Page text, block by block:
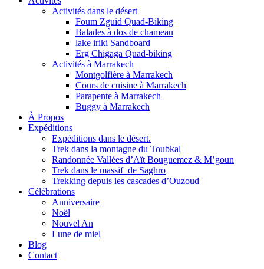
Activités dans le désert
Foum Zguid Quad-Biking
Balades à dos de chameau
lake iriki Sandboard
Erg Chigaga Quad-biking
Activités à Marrakech
Montgolfière à Marrakech
Cours de cuisine à Marrakech
Parapente à Marrakech
Buggy à Marrakech
À Propos
Expéditions
Expéditions dans le désert.
Trek dans la montagne du Toubkal
Randonnée Vallées d’Aït Bouguemez & M’goun
Trek dans le massif de Saghro
Trekking depuis les cascades d’Ouzoud
Célébrations
Anniversaire
Noël
Nouvel An
Lune de miel
Blog
Contact